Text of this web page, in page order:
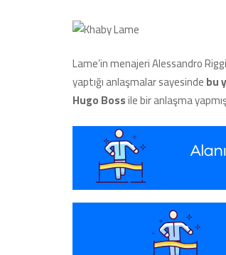
Lame’in menajeri Alessandro
yaptığı anlaşmalar sayesindebu
Hugo Bossile bir anlaşma